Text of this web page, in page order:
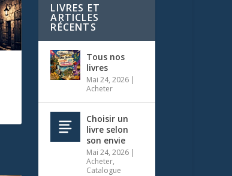
LIVRES ET
ARTICLES
RÉCENTS
Tous nos
livres
Mai 24, 2026 |
Acheter
Choisir un
livre selon
son envie
Mai 24, 2026 |
Acheter,
Catalogue